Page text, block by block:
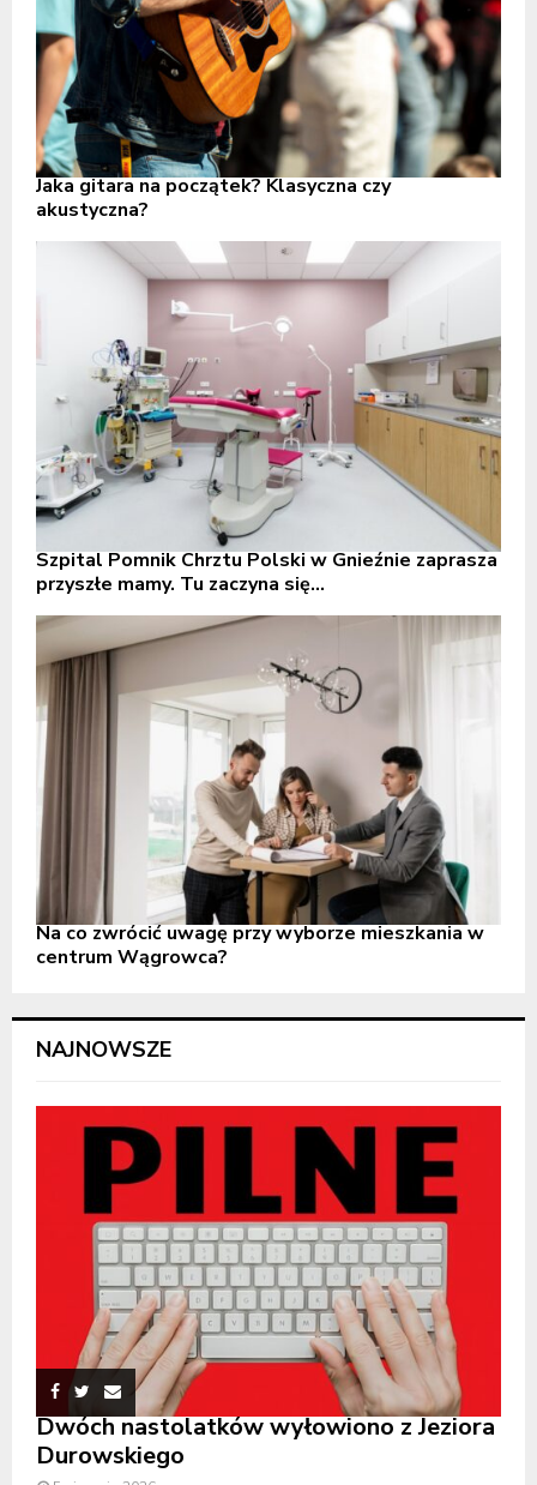
Jaka gitara na początek? Klasyczna czy
akustyczna?
Szpital Pomnik Chrztu Polski w Gnieźnie zaprasza
przyszłe mamy. Tu zaczyna się...
Na co zwrócić uwagę przy wyborze mieszkania w
centrum Wągrowca?
NAJNOWSZE
Dwóch nastolatków wyłowiono z Jeziora
Durowskiego